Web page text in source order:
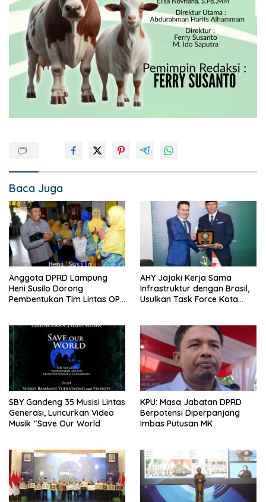
Baca Juga
Anggota DPRD Lampung
Heni Susilo Dorong
Pembentukan Tim Lintas OPD
AHY Jajaki Kerja Sama
Infrastruktur dengan Brasil,
Usulkan Task Force Kota
SBY Gandeng 35 Musisi Lintas
Generasi, Luncurkan Video
Musik “Save Our World
KPU: Masa Jabatan DPRD
Berpotensi Diperpanjang
Imbas Putusan MK